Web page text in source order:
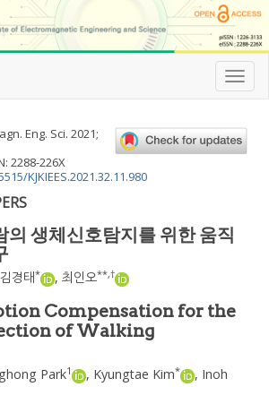
T
o
l
e
n
Eng. Sci. 2021;
2288-226X
KJKIEES.2021.32.11.980
의 생체신호탐지를 위한 움직
김경태* , 최인오**,†
Compensation for the
of Walking
Park1 , Kyungtae Kim* , Inoh